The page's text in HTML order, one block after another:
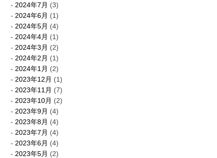
2024年7月 (3)
2024年6月 (1)
2024年5月 (4)
2024年4月 (1)
2024年3月 (2)
2024年2月 (1)
2024年1月 (2)
2023年12月 (1)
2023年11月 (7)
2023年10月 (2)
2023年9月 (4)
2023年8月 (4)
2023年7月 (4)
2023年6月 (4)
2023年5月 (2)